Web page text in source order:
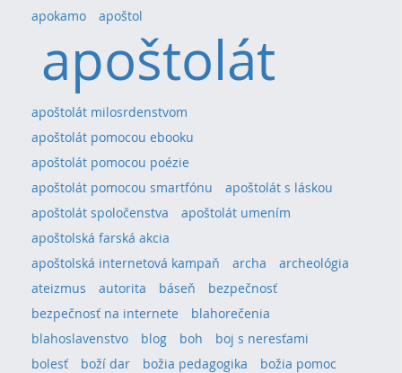
apokamo
apoštol
apoštolát
apoštolát milosrdenstvom
apoštolát pomocou ebooku
apoštolát pomocou poézie
apoštolát pomocou smartfónu
apoštolát s láskou
apoštolát spoločenstva
apoštolát umením
apoštolská farská akcia
apoštolská internetová kampaň
archa
archeológia
ateizmus
autorita báseň
bezpečnosť
bezpečnosť na internete
blahorečenia
blahoslavenstvo
blog boh
boj s neresťami
bolesť
boží dar božia pedagogika
božia pomoc